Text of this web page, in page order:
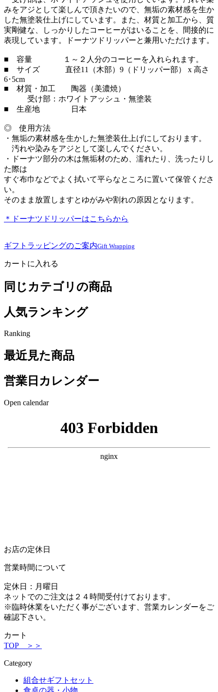
みをアジとして楽しんで頂きたいので、無垢の素材感を生か
した無塗装仕上げにしています。また、材質と加工から、質
実剛健な、しっかりしたコーヒーがはいることを、間接的に
表現しています。ドーナツドリッパーと兼用いただけます。
■ 容量 １～２人分のコーヒーを入れられます。
■ サイズ 直径11（木部）9（ドリッパー部） x 高さ
6･5cm
■ 材質・加工 陶器（美濃焼）
受け部：ホワイトアッシュ・無塗装
■ 生産地 日本
◎ 使用方法
・無垢の素材感を生かした無塗装仕上げにしております。
汚れや染みをアジとして楽しんでください。
・ドーナツ部分の木は無垢材のため、濡れたり、洗ったりし
た際は
すぐ布巾などでよく拭いて平らなところに置いて保管くださ
い。
そのまま放置しますとゆがみや割れの原因となります。
＊ドーナツドリッパーはこちらから
ギフトラッピングのご案内Gift Wrapping
カートに入れる
同じカテゴリの商品
人気ランキング
Ranking
最近見た商品
営業日カレンダー
Open calendar
お店の定休日
営業時間について
定休日：月曜日
ネットでのご注文は２４時間受付けております。
※臨時休業をいただく事がございます、営業カレンダーをご
確認下さい。
カート
TOP ＞＞
Category
組合せギフトセット